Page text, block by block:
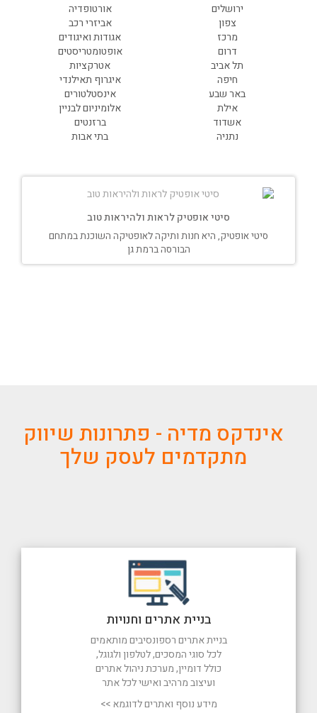
אורטופדיה
אביזרי רכב
אגודות ואיגודים
אופטומטריסטים
אטרקציות
איגרוף תאילנדי
אינסטלטורים
אלומיניום לבניין
ברזנטים
בתי אבות
ירושלים
צפון
מרכז
דרום
תל אביב
חיפה
באר שבע
אילת
אשדוד
נתניה
סיטי אופטיק לראות ולהיראות טוב
סיטי אופטיק, היא חנות ותיקה לאופטיקה השוכנת במתחם
הבורסה ברמת גן
אינדקס מדיה - פתרונות שיווק
מתקדמים לעסק שלך
בניית אתרים וחנויות
בניית אתרים רספונסיבים מותאמים
לכל סוגי המסכים, לטלפון ולגוגל,
כולל דומיין, מערכת ניהול אתרים
ועיצוב מרהיב ואישי לכל אתר
מידע נוסף ואתרים לדוגמא >>